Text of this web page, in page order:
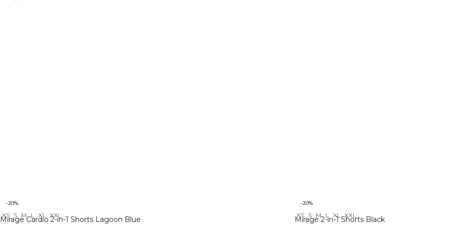
-20%
XS S M L XL XXL
Mirage Cardio 2-in-1 Shorts Lagoon Blue
-20%
XS S M L XL XXL
Mirage 2-in-1 Shorts Black